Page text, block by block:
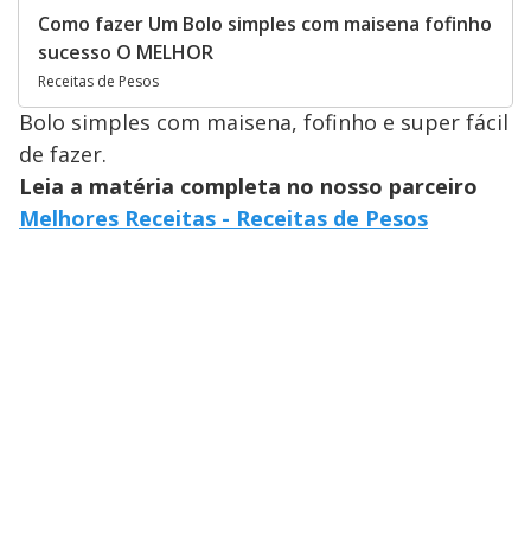
Como fazer Um Bolo simples com maisena fofinho
sucesso O MELHOR
Receitas de Pesos
Bolo simples com maisena, fofinho e super fácil
de fazer.
Leia a matéria completa no nosso parceiro
Melhores Receitas - Receitas de Pesos